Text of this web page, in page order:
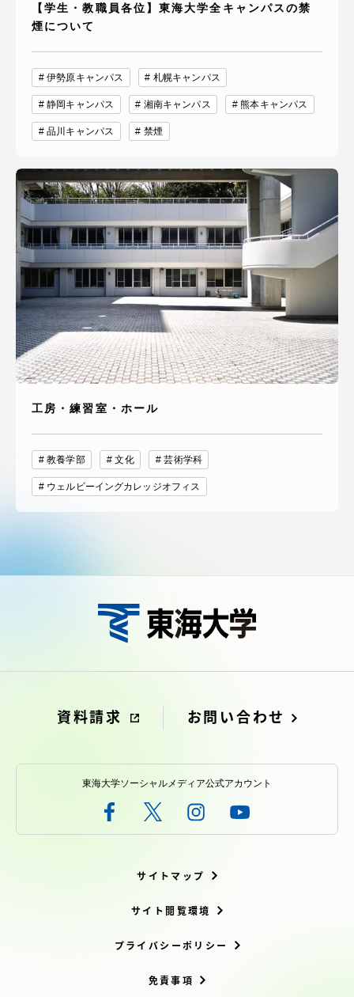
【学生・教職員各位】東海大学全キャンパスの禁
煙について
伊勢原キャンパス 札幌キャンパス
静岡キャンパス 湘南キャンパス 熊本キャンパス
品川キャンパス 禁煙
工房・練習室・ホール
教養学部 文化 芸術学科
ウェルビーイングカレッジオフィス
資料請求 お問い合わせ
東海大学ソーシャルメディア公式アカウント
サイトマップ
サイト閲覧環境
プライバシーポリシー
免責事項